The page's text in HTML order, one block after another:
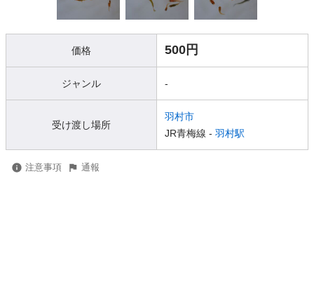
価格 500円
ジャンル -
受け渡し場所
羽村市
JR青梅線 - 羽村駅
注意事項 通報